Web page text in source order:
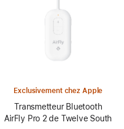
Exclusivement chez Apple
Transmetteur Bluetooth
AirFly Pro 2 de Twelve South